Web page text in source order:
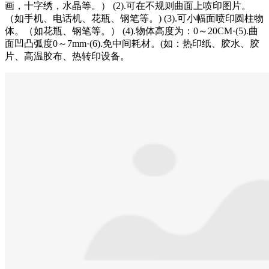
画，十字绣，水晶等。） (2).可在不规则曲面上喷印图片。
（如手机、电话机、花瓶、钢笔等。) (3).可小幅面喷印圆柱物
体。（如花瓶、钢笔等。） (4).物体高度为：0～20CM·(5).曲
面凹凸弧度0～7mm·(6).免中间耗材。(如：热印纸、胶水、胶
片、高温胶布、热转印设备。